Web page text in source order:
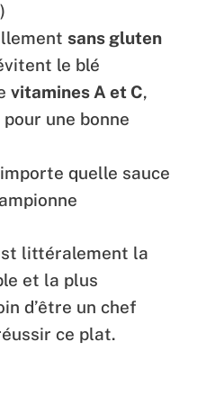
sans gluten
le blé
vitamines A et C,
une bonne
quelle sauce
littéralement la
et la plus
d’être un chef
ce plat.